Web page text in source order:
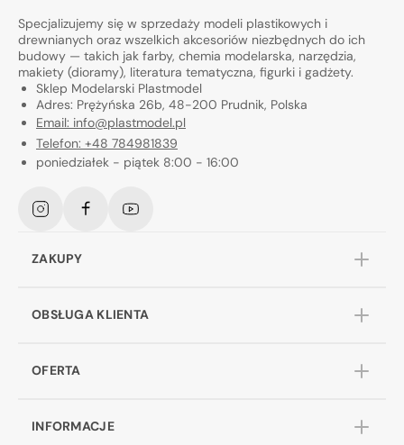
Specjalizujemy się w sprzedaży modeli plastikowych i
drewnianych oraz wszelkich akcesoriów niezbędnych do ich
budowy — takich jak farby, chemia modelarska, narzędzia,
makiety (dioramy), literatura tematyczna, figurki i gadżety.
Sklep Modelarski Plastmodel
Adres: Prężyńska 26b, 48-200 Prudnik, Polska
Email: info@plastmodel.pl
Telefon: +48 784981839
poniedziałek - piątek 8:00 - 16:00
InstagramFacebookYouTube
ZAKUPY
OBSŁUGA KLIENTA
OFERTA
INFORMACJE